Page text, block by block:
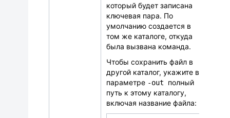
который будет записана
ключевая пара. По
умолчанию создается в
том же каталоге, откуда
была вызвана команда.
Чтобы сохранить файл в
другой каталог, укажите в
параметре -out полный
путь к этому каталогу,
включая название файла: